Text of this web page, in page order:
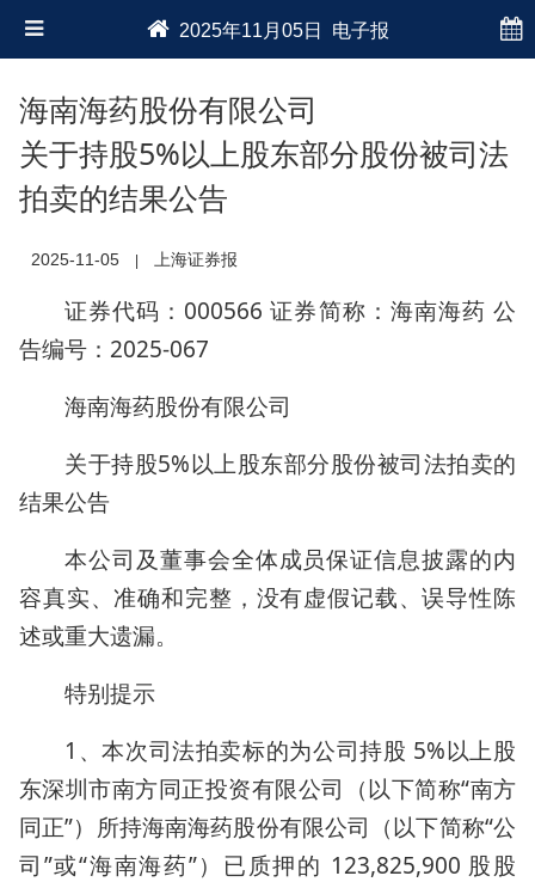
2025年11月05日 电子报
海南海药股份有限公司
关于持股5%以上股东部分股份被司法
拍卖的结果公告
2025-11-05 上海证券报
证券代码：000566 证券简称：海南海药 公
告编号：2025-067
海南海药股份有限公司
关于持股5%以上股东部分股份被司法拍卖的
结果公告
本公司及董事会全体成员保证信息披露的内
容真实、准确和完整，没有虚假记载、误导性陈
述或重大遗漏。
特别提示
1、本次司法拍卖标的为公司持股 5%以上股
东深圳市南方同正投资有限公司（以下简称“南方
同正”）所持海南海药股份有限公司（以下简称“公
司”或“海南海药”）已质押的 123,825,900 股股